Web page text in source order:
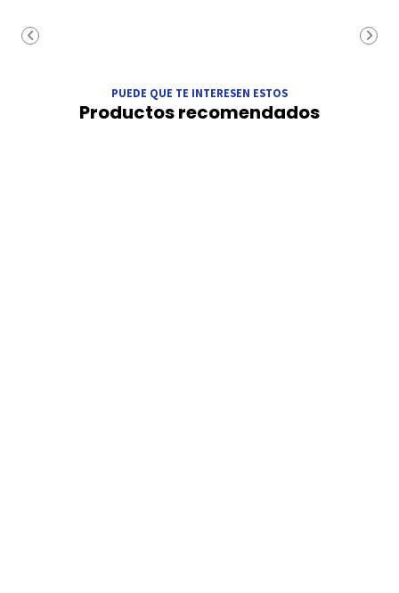
PUEDE QUE TE INTERESEN ESTOS
Productos recomendados